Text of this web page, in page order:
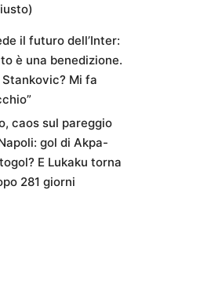
il futuro dell’Inter:
è una benedizione.
Mi fa
caos sul pareggio
gol di Akpa-
E Lukaku torna
281 giorni